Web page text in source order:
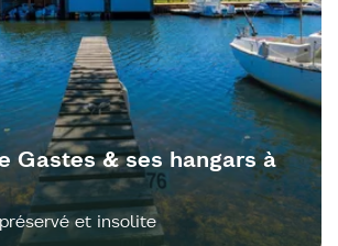
Gastes & ses hangars à
et insolite